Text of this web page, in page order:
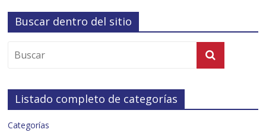
Buscar dentro del sitio
Listado completo de categorías
Categorías